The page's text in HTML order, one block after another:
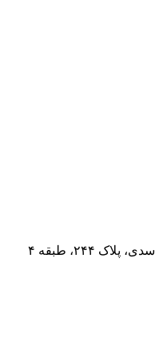
۲۴۴، طبقه ۴